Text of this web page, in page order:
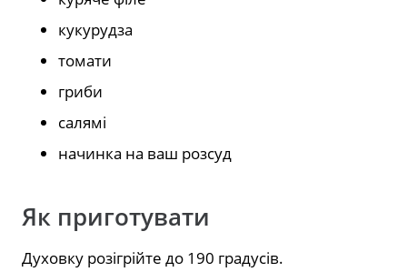
кукурудза
томати
гриби
салямі
начинка на ваш розсуд
Як приготувати
Духовку розігрійте до 190 градусів.